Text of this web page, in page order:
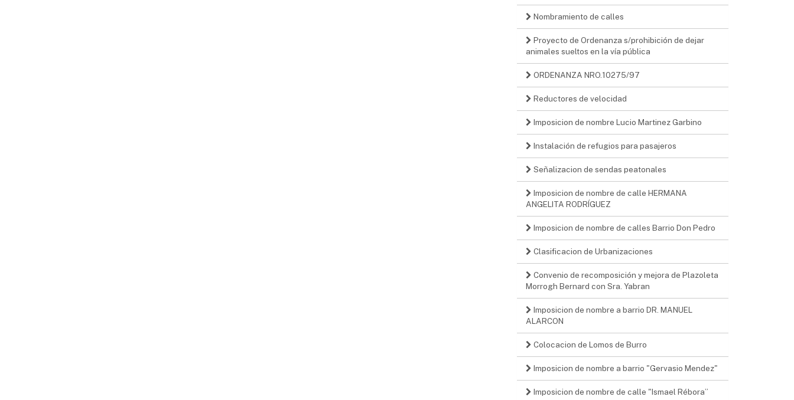
Nombramiento de calles
Proyecto de Ordenanza s/prohibición de dejar
animales sueltos en la vía pública
ORDENANZA NRO.10275/97
Reductores de velocidad
Imposicion de nombre Lucio Martinez Garbino
Instalación de refugios para pasajeros
Señalizacion de sendas peatonales
Imposicion de nombre de calle HERMANA
ANGELITA RODRÍGUEZ
Imposicion de nombre de calles Barrio Don Pedro
Clasificacion de Urbanizaciones
Convenio de recomposición y mejora de Plazoleta
Morrogh Bernard con Sra. Yabran
Imposicion de nombre a barrio DR. MANUEL
ALARCON
Colocacion de Lomos de Burro
Imposicion de nombre a barrio "Gervasio Mendez"
Imposicion de nombre de calle "Ismael Rébora”